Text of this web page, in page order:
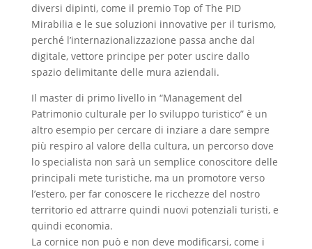
diversi dipinti, come il premio Top of The PID
Mirabilia e le sue soluzioni innovative per il turismo,
perché l’internazionalizzazione passa anche dal
digitale, vettore principe per poter uscire dallo
spazio delimitante delle mura aziendali.
Il master di primo livello in “Management del
Patrimonio culturale per lo sviluppo turistico” è un
altro esempio per cercare di inziare a dare sempre
più respiro al valore della cultura, un percorso dove
lo specialista non sarà un semplice conoscitore delle
principali mete turistiche, ma un promotore verso
l’estero, per far conoscere le ricchezze del nostro
territorio ed attrarre quindi nuovi potenziali turisti, e
quindi economia.
La cornice non può e non deve modificarsi, come i